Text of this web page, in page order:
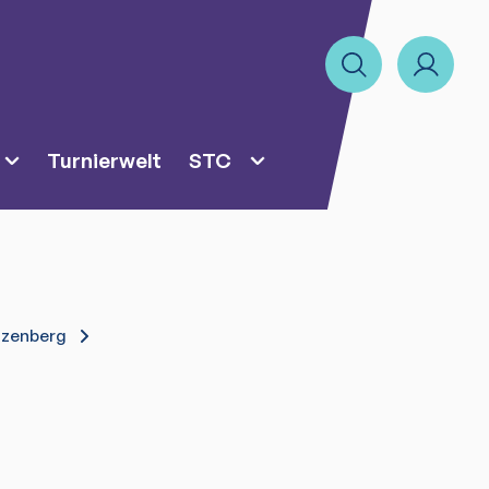
Turnierwelt STC